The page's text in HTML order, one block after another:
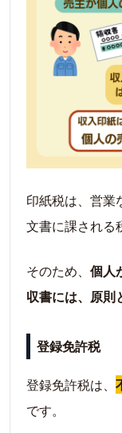
印紙税は、営業
文書に課される
そのため、 個人
収書には、原則
登録免許税
登録免許税は、
です。